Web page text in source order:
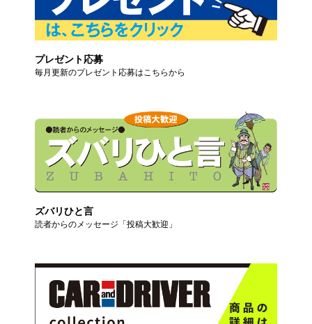
プレゼント応募
毎月更新のプレゼント応募はこちらから
ズバリひと言
読者からのメッセージ「投稿大歓迎」